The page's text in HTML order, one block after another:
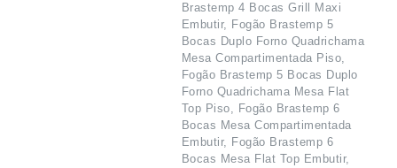
Brastemp 4 Bocas Grill Maxi
Embutir, Fogão Brastemp 5
Bocas Duplo Forno Quadrichama
Mesa Compartimentada Piso,
Fogão Brastemp 5 Bocas Duplo
Forno Quadrichama Mesa Flat
Top Piso, Fogão Brastemp 6
Bocas Mesa Compartimentada
Embutir, Fogão Brastemp 6
Bocas Mesa Flat Top Embutir,